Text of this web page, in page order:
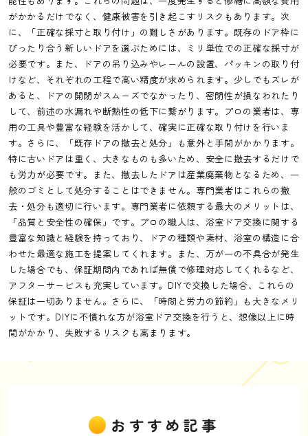
がかかるだけでなく、健康被害を引き起こすリスクもあります。次
に、「正確な採寸と取り付け」の難しさがあります。既存のドア枠に
ぴったり合う新しいドアを選ぶためには、ミリ単位での正確な採寸が
必要です。また、ドアの吊り込みやレールの設置、パッキンの取り付
けなど、それぞれの工程で高い精度が求められます。少しでもズレが
あると、ドアの開閉がスムーズでなかったり、密閉性が損なわれたり
して、前述の水漏れや断熱性の低下に繋がります。プロの業者は、専
用の工具や豊富な経験を活かして、確実に正確な取り付けを行いま
す。さらに、「既存ドアの撤去と処分」も意外と手間がかかります。
特に古いドアは重く、大きなものも多いため、安全に撤去するだけで
も労力が必要です。また、撤去したドアは産業廃棄物となるため、一
般のゴミとして処分することはできません。専門業者はこれらの撤
去・処分も適切に行います。専門業者に依頼する最大のメリットは、
「品質と安全性の確保」です。プロの職人は、浴室ドア交換に関する
豊富な知識と経験を持っており、ドアの種類や素材、浴室の構造に合
わせた最適な施工を提案してくれます。また、万が一の不具合が発生
した場合でも、保証期間内であれば無償で修理対応してくれるなど、
アフターサービスも充実しています。DIYで交換した場合、これらの
保証は一切ありません。さらに、「時間と労力の節約」も大きなメリ
ットです。DIYに不慣れな方が浴室ドア交換を行うと、想像以上に時
間がかかり、失敗するリスクも高まります。
おすすめ記事